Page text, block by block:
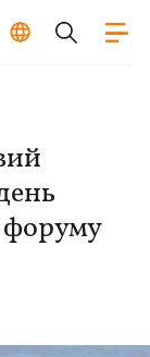
форуму